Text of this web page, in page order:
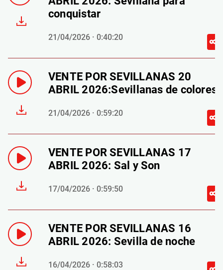
conquistar
21/04/2026 · 0:40:20
VENTE POR SEVILLANAS 20
ABRIL 2026:Sevillanas de colores
21/04/2026 · 0:59:20
VENTE POR SEVILLANAS 17
ABRIL 2026: Sal y Son
17/04/2026 · 0:59:50
VENTE POR SEVILLANAS 16
ABRIL 2026: Sevilla de noche
16/04/2026 · 0:58:03